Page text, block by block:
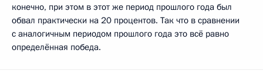
конечно, при этом в этот же период прошлого года был
обвал практически на 20 процентов. Так что в сравнении
с аналогичным периодом прошлого года это всё равно
определённая победа.